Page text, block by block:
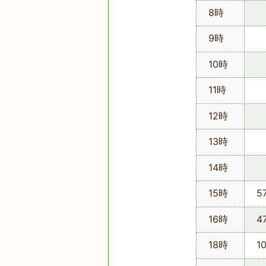
8時
9時
10時
11時
12時
13時
14時
15時
16時
18時 10